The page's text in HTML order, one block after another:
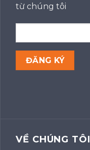
từ chúng tôi
VỀ CHÚNG TÔI